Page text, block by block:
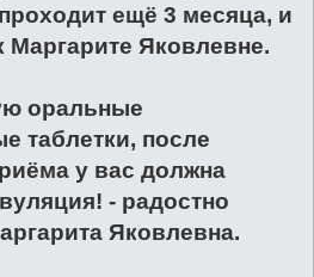
ещё 3 месяца, и
Маргарите Яковлевне.
оральные
таблетки, после
у вас должна
- радостно
Яковлевна.